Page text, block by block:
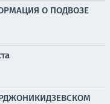
О ПОДВОЗЕ